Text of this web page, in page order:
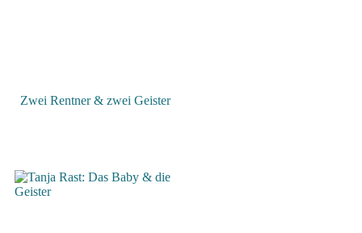
Zwei Rentner & zwei Geister